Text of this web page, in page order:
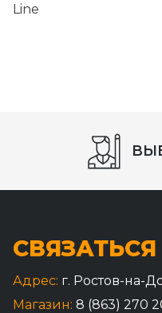
Line
Адрес: г. Ростов-на-
Магазин: 8 (863) 270